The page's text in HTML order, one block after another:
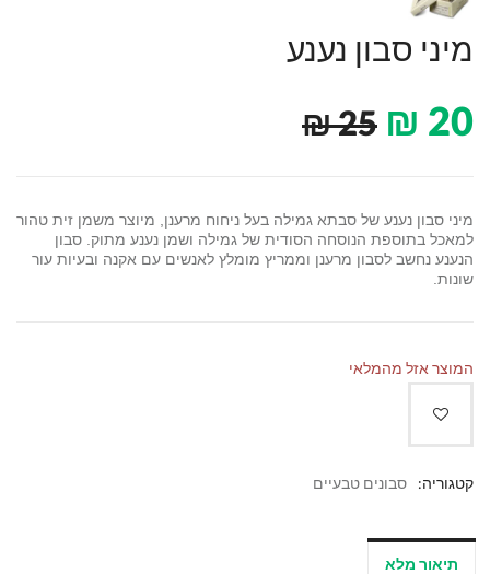
מיני סבון נענע
20
₪
25
₪
מיני סבון נענע של סבתא גמילה בעל ניחוח מרענן, מיוצר משמן זית טהור
למאכל בתוספת הנוסחה הסודית של גמילה ושמן נענע מתוק. סבון
הנענע נחשב לסבון מרענן וממריץ מומלץ לאנשים עם אקנה ובעיות עור
שונות.
המוצר אזל מהמלאי
קטגוריה: סבונים טבעיים
תיאור מלא